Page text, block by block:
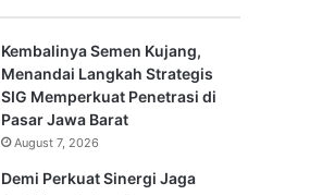
Kembalinya Semen Kujang,
Menandai Langkah Strategis
SIG Memperkuat Penetrasi di
Pasar Jawa Barat
August 7, 2026
Demi Perkuat Sinergi Jaga